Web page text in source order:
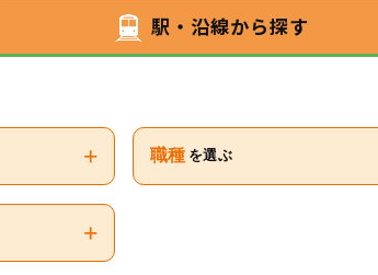
駅・沿線から探す
+ 職種 を選ぶ
+